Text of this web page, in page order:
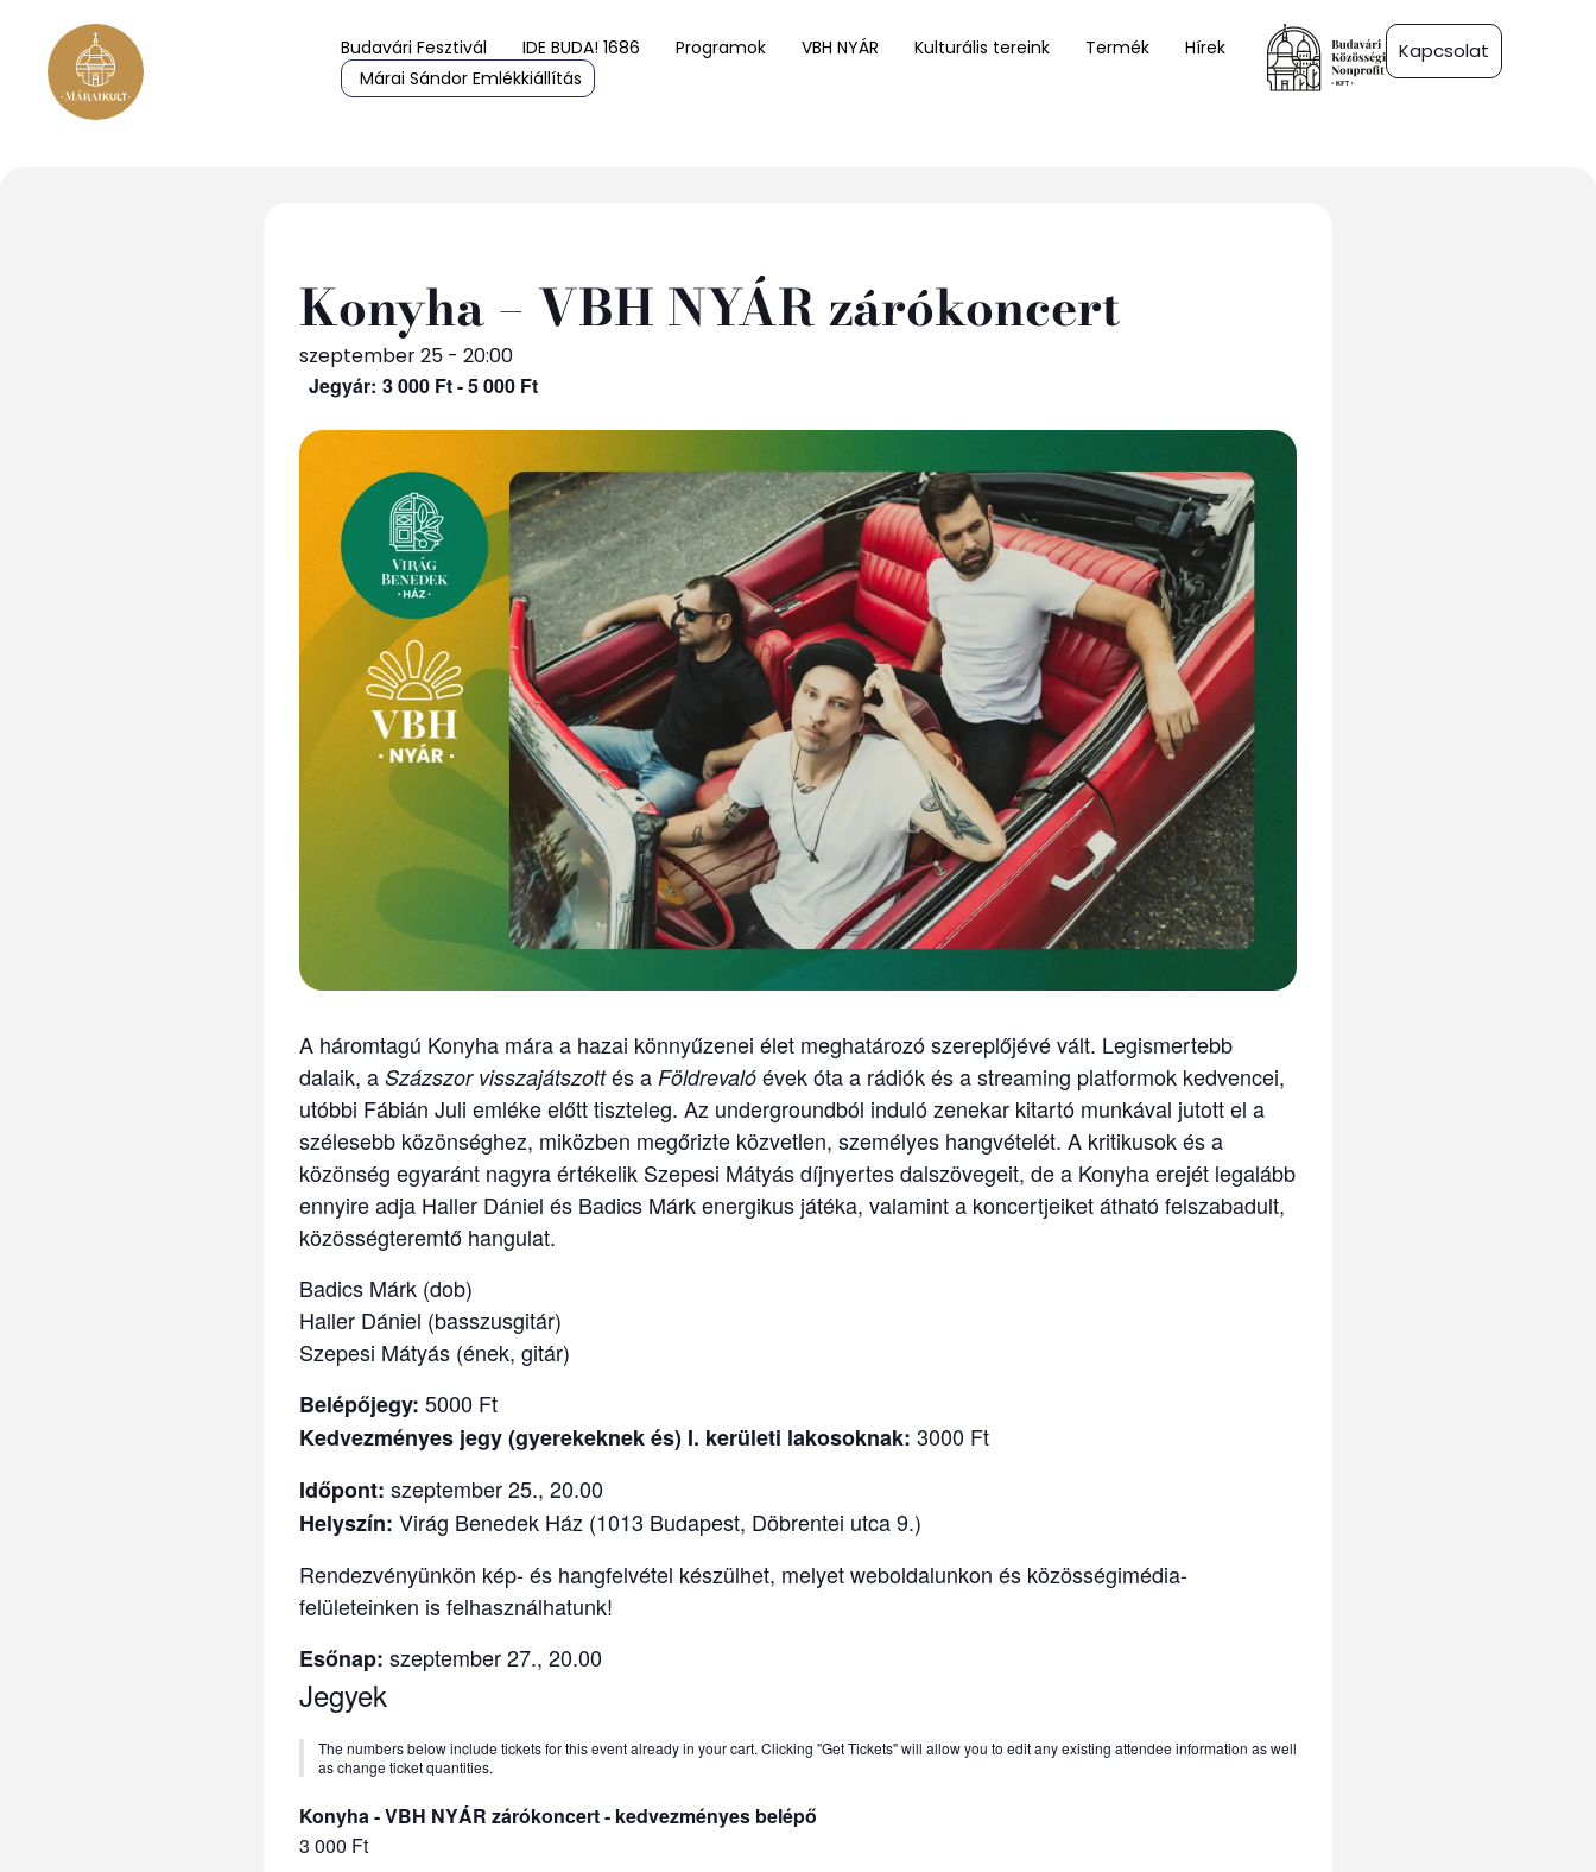
Budavári Fesztivál IDE BUDA! 1686 Programok VBH NYÁR Kulturális tereink Termék
Hírek
Márai Sándor Emlékkiállítás
Kapcsolat
Konyha – VBH NYÁR zárókoncert
szeptember 25 - 20:00
3 000 Ft - 5 000 Ft
A háromtagú Konyha mára a hazai könnyűzenei élet meghatározó szereplőjévé vált. Legismertebb
dalaik, a Százszor visszajátszottés a Földrevaló évek óta a rádiók és a streaming platformok kedvencei,
utóbbi Fábián Juli emléke előtt tiszteleg. Az undergroundból induló zenekar kitartó munkával jutott el a
szélesebb közönséghez, miközben megőrizte közvetlen, személyes hangvételét. A kritikusok és a
közönség egyaránt nagyra értékelik Szepesi Mátyás díjnyertes dalszövegeit, de a Konyha erejét legalább
ennyire adja Haller Dániel és Badics Márk energikus játéka, valamint a koncertjeiket átható felszabadult,
közösségteremtő hangulat.
Badics Márk (dob)
Haller Dániel (basszusgitár)
Szepesi Mátyás (ének, gitár)
Belépőjegy: 5000 Ft
Kedvezményes jegy (gyerekeknek és) I. kerületi lakosoknak: 3000 Ft
Időpont: szeptember 25., 20.00
Helyszín: Virág Benedek Ház (1013 Budapest, Döbrentei utca 9.)
Rendezvényünkön kép- és hangfelvétel készülhet, melyet weboldalunkon és közösségimédia-
felületeinken is felhasználhatunk!
Esőnap: szeptember 27., 20.00
Jegyek
The numbers below include tickets for this event already in your cart. Clicking "Get Tickets" will allow you to edit any existing attendee information as well
as change ticket quantities.
Konyha - VBH NYÁR zárókoncert - kedvezményes belépő
3 000 Ft